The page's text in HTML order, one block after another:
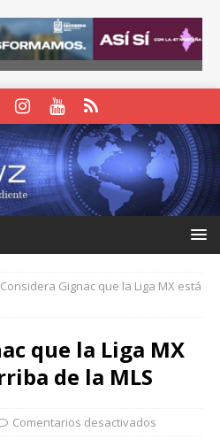
Considera Gignac que la Liga MX está
que la Liga MX
de la MLS
Comentarios desactivados